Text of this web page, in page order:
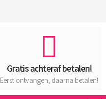
Gratis achteraf betalen!
Eerst ontvangen, daarna betalen!